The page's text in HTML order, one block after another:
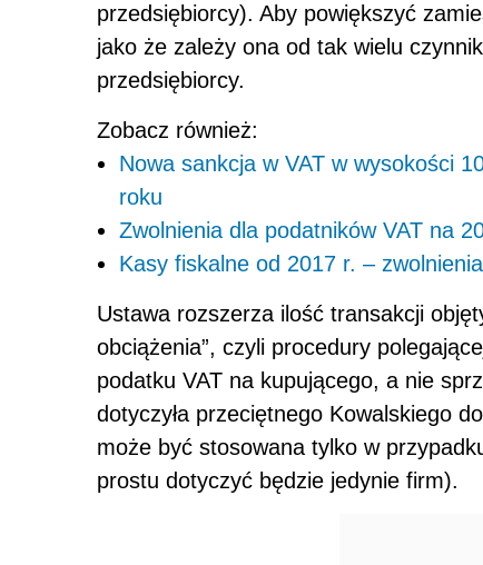
przedsiębiorcy). Aby powiększyć
jako że zależy ona od tak wielu
przedsiębiorcy.
Zobacz również:
Nowa sankcja w VAT w wysokości
roku
Zwolnienia dla podatników VAT na
Kasy fiskalne od 2017 r. –
Ustawa rozszerza ilość transakcji
obciążenia”, czyli procedury
podatku VAT na kupującego, a nie
dotyczyła przeciętnego Kowalskiego
może być stosowana tylko w
prostu dotyczyć będzie jedynie firm).